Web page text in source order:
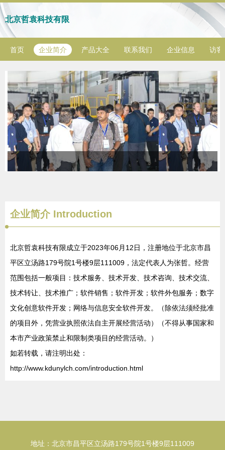
北京哲袁科技有限
首页 企业简介 产品大全 联系我们 企业信息 访客
企业简介 Introduction
北京哲袁科技有限成立于2023年06月12日，注册地位于北京市昌
平区立汤路179号院1号楼9层111009，法定代表人为张哲。经营
范围包括一般项目：技术服务、技术开发、技术咨询、技术交流、
技术转让、技术推广；软件销售；软件开发；软件外包服务；数字
文化创意软件开发；网络与信息安全软件开发。（除依法须经批准
的项目外，凭营业执照依法自主开展经营活动）（不得从事国家和
本市产业政策禁止和限制类项目的经营活动。）
如若转载，请注明出处：
http://www.kdunylch.com/introduction.html
地址：北京市昌平区立汤路179号院1号楼9层111009